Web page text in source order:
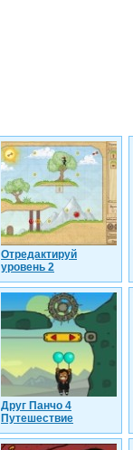
Отредактируй
уровень 2
Друг Панчо 4
Путешествие